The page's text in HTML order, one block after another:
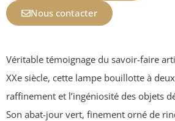
Nous contacter
Véritable témoignage du savoir-faire
XXe siècle, cette lampe bouillotte à
raffinement et l’ingéniosité des objets
Son abat-jour vert, finement orné de